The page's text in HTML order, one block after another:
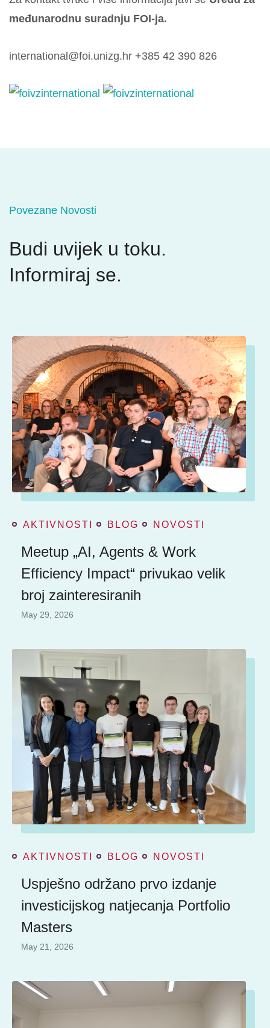
međunarodnu suradnju FOI-ja.
international@foi.unizg.hr +385 42 390 826
Povezane Novosti
Budi uvijek u toku.
Informiraj se.
AKTIVNOSTI BLOG NOVOSTI
Meetup „AI, Agents & Work
Efficiency Impact“ privukao velik
broj zainteresiranih
May 29, 2026
AKTIVNOSTI BLOG NOVOSTI
Uspješno održano prvo izdanje
investicijskog natjecanja Portfolio
Masters
May 21, 2026